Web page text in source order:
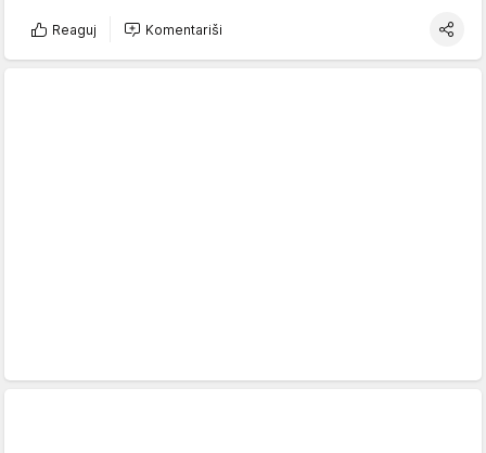
Reaguj Komentariši